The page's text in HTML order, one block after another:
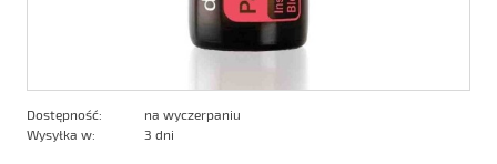
Dostępność:
na wyczerpaniu
Wysyłka w:
3 dni